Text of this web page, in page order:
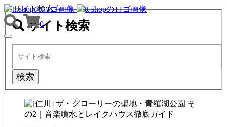
0
TOGGLE
NAVIGATION
サイト検索
サイト検索
検索